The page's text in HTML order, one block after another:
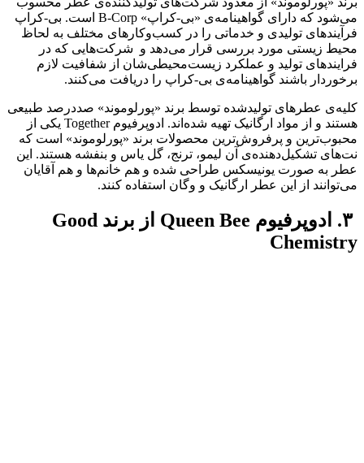
می‌شود که دارای گواهینامه‌ی «بی-کراپ» B-Corp است. بی-کراپ
فرآیندهای تولیدی و خدماتی را در کسب‌و‌کارهای مختلف به لحاظ
محیط‌ زیستی مورد بررسی قرار می‌دهد و شرکت‌هایی که در
فرایند‌های تولید و عملکرد زیست‌محیطی‌شان از شفافیت لازم
برخوردار باشند گواهینامه‌ی بی-کراپ را دریافت می‌کنند.
کلیه‌ی عطر‌های تولید‌شده توسط برند «پور‌لوموند» صد‌درصد طبیعی
هستند و از مواد ارگانیک تهیه شده‌اند. ادوپرفیوم Together یکی از
محبوب‌ترین و پر‌فروش‌ترین محصولات برند «پور‌لوموند» است که
نت‌های تشکیل‌دهنده‌ی آن لیمو، ترنج، گل یاس و بنفشه هستند. این
عطر به صورت یونیسکس طراحی شده و هم خانم‌ها و هم آقایان
می‌توانند از این عطر ارگانیک و وگان استفاده کنند.
۳. ادوپرفیوم Queen Bee از برند Good
Chemistry